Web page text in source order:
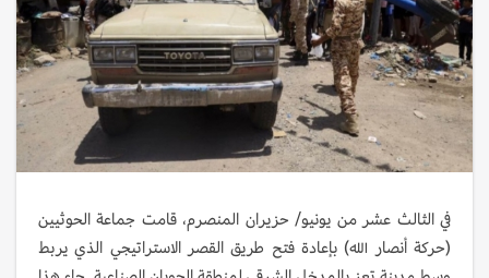
في الثالث عشر من يونيو/ حزيران المنصرم، قامت جماعة الحوثيين
(حركة أنصار الله) بإعادة فتح طريق القصر الاستراتيجي الذي يربط